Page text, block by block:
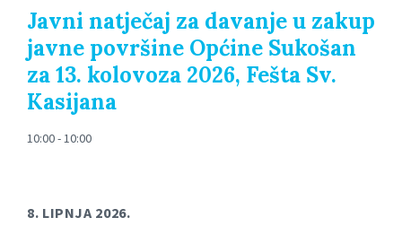
Javni natječaj za davanje u zakup
javne površine Općine Sukošan
za 13. kolovoza 2026, Fešta Sv.
Kasijana
10:00 - 10:00
8. LIPNJA 2026.